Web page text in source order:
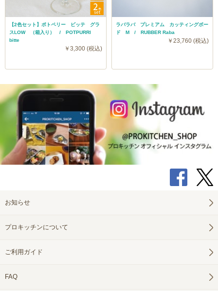
【2色セット】ポトペリー ビッテ グラ
スLOW （箱入り） / POTPURRI
bitte
￥3,300 (税込)
ラバラバ プレミアム カッティングボー
ド M / RUBBER Raba
￥23,760 (税込)
お知らせ
プロキッチンについて
ご利用ガイド
FAQ